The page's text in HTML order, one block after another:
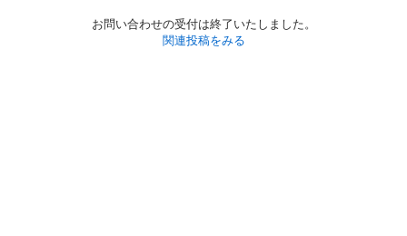
お問い合わせの受付は終了いたしました。
関連投稿をみる